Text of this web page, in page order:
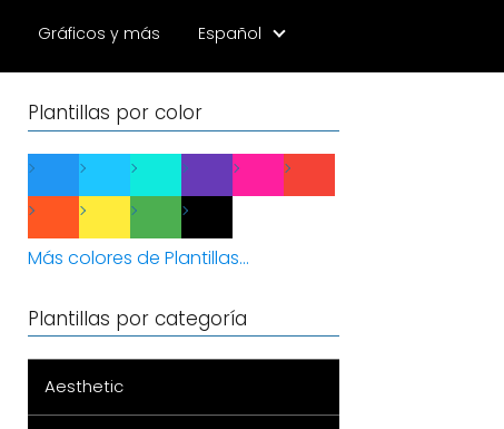
Gráficos y más Español
Plantillas por color
Más colores de Plantillas...
Plantillas por categoría
Aesthetic